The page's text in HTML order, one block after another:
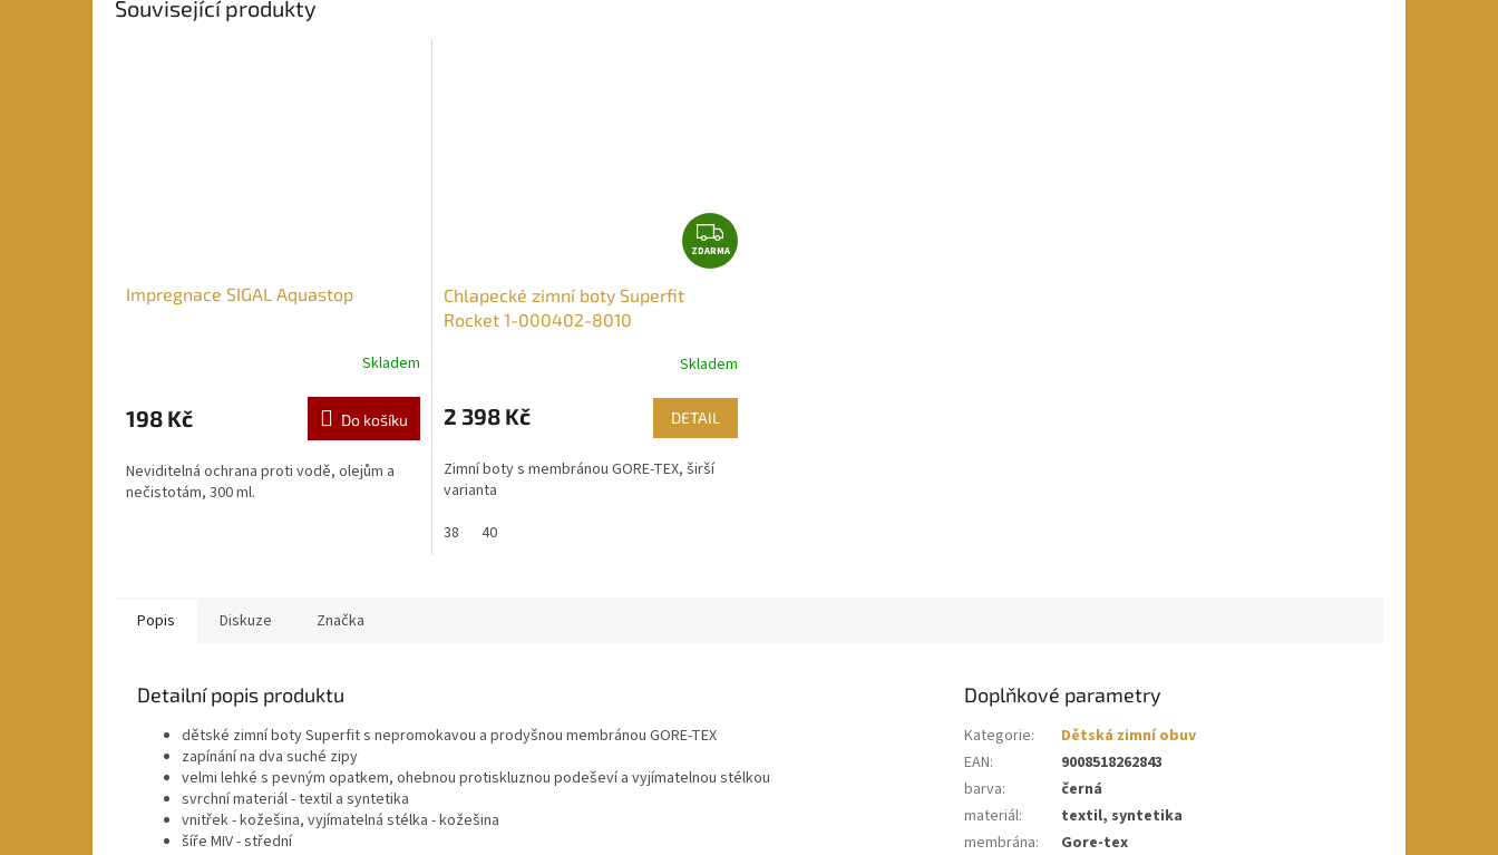
Související produkty
Impregnace SIGAL Aquastop
Skladem
198 Kč Do košíku
Neviditelná ochrana proti vodě, olejům a
nečistotám, 300 ml.
Z
D
A
ZDARMA
Chlapecké zimní boty Superfit
Rocket 1-000402-8010
Skladem
2 398 Kč DETAIL
Zimní boty s membránou GORE-TEX, širší
varianta
38
40
Popis Diskuze Značka
Detailní popis produktu
dětské zimní boty Superfit s nepromokavou a prodyšnou membránou GORE-TEX
zapínání na dva suché zipy
velmi lehké s pevným opatkem, ohebnou protiskluznou podeševí a vyjímatelnou stélkou
svrchní materiál - textil a syntetika
vnitřek - kožešina, vyjímatelná stélka - kožešina
šíře MIV - střední
Doplňkové parametry
Kategorie:
Dětská zimní obuv
EAN:
9008518262843
barva:
černá
materiál:
textil, syntetika
membrána:
Gore-tex